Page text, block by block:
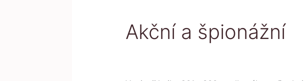
Akční a špionážní